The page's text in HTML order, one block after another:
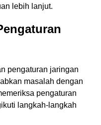
lebih lanjut.
pengaturan jaringan
masalah dengan
pengaturan
langkah-langkah